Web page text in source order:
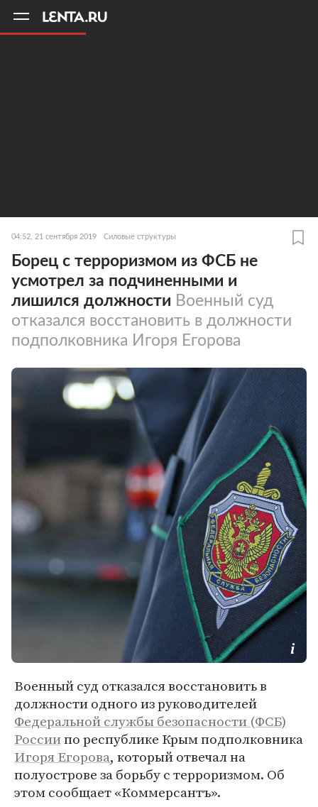
04:52, 21 сентября 2019 Силовые структуры
Борец с терроризмом из ФСБ не
усмотрел за подчиненными и
лишился должности Военный суд
отказался восстановить в должности
подполковника Игоря Егорова
Военный суд отказался восстановить в
должности одного из руководителей
Федеральной службы безопасности (ФСБ)
Россиипо республике Крым подполковника
Игоря Егорова, который отвечал на
полуострове за борьбу с терроризмом. Об
этом сообщает «Коммерсантъ».